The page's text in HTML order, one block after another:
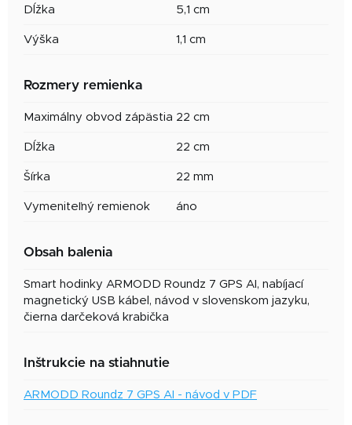
Dĺžka 5,1 cm
Výška 1,1 cm
Rozmery remienka
Maximálny obvod zápästia 22 cm
Dĺžka 22 cm
Šírka 22 mm
Vymeniteľný remienok áno
Obsah balenia
Smart hodinky ARMODD Roundz 7 GPS AI, nabíjací
magnetický USB kábel, návod v slovenskom jazyku,
čierna darčeková krabička
Inštrukcie na stiahnutie
ARMODD Roundz 7 GPS AI - návod v PDF